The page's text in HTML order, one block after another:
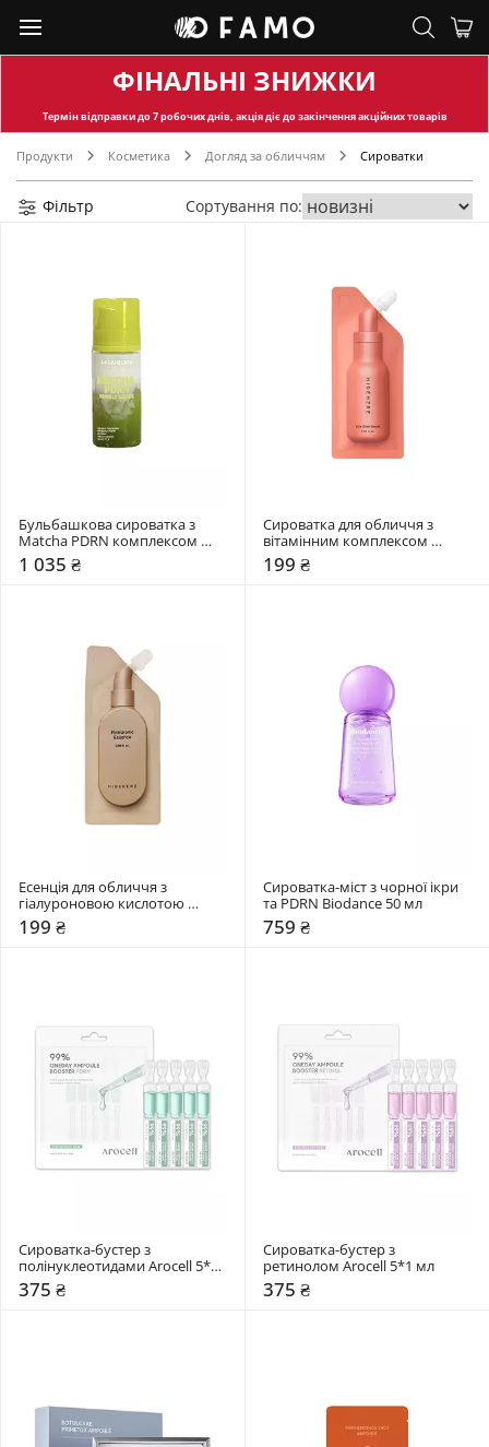
ФІНАЛЬНІ ЗНИЖКИ
Термін відправкидо 7 робочих днів, акція діє до закінчення акційних товарів
Продукти Косметика Догляд за обличчям Сироватки
Фільтр Сортування по:
Бульбашкова сироватка з
Matcha PDRN комплексом
Lalarecipe 95 мл
1 035 ₴
Сироватка для обличчя з
вітамінним комплексом
Hidehere 25 мл
199 ₴
Есенція для обличчя з
гіалуроновою кислотою
Hidehere 25 мл
199 ₴
Сироватка-міст з чорної ікри
та PDRN Biodance 50 мл
759 ₴
Сироватка-бустер з
полінуклеотидами Arocell 5*1
мл
375 ₴
Сироватка-бустер з
ретинолом Arocell 5*1 мл
375 ₴